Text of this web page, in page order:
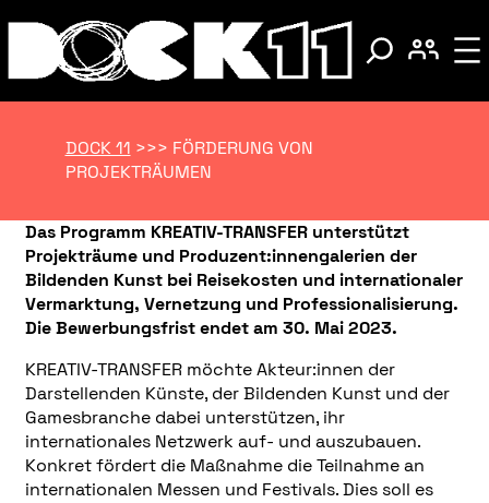
DOCK 11 >>> FÖRDERUNG VON
PROJEKTRÄUMEN
Das Programm KREATIV-TRANSFER unterstützt
Projekträume und Produzent:innengalerien der
Bildenden Kunst bei Reisekosten und internationaler
Vermarktung, Vernetzung und Professionalisierung.
Die Bewerbungsfrist endet am 30. Mai 2023.
KREATIV-TRANSFER möchte Akteur:innen der
Darstellenden Künste, der Bildenden Kunst und der
Gamesbranche dabei unterstützen, ihr
internationales Netzwerk auf- und auszubauen.
Konkret fördert die Maßnahme die Teilnahme an
internationalen Messen und Festivals. Dies soll es